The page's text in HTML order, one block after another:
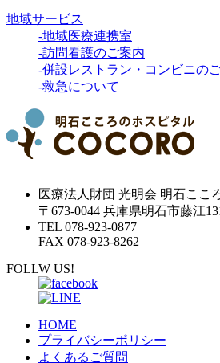
地域サービス
-地域医療連携室
-訪問看護のご案内
-併設レストラン・コンビニの
-救急について
医療法人財団 光明会 明石ここ
〒673-0044 兵庫県明石市藤江
TEL 078-923-0877
FAX 078-923-8262
FOLLW US!
HOME
プライバシーポリシー
よくあるご質問